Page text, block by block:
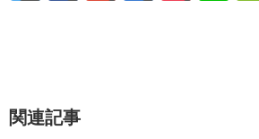
関連記事